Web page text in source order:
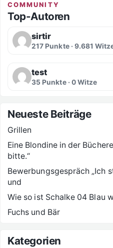
COMMUNITY
Top-Autoren
sirtir
217 Punkte · 9.681
test
35 Punkte · 0 Witze
Neueste Beiträge
Grillen
Eine Blondine in der
bitte.“
Bewerbungsgespräch „Ich
und
Wie so ist Schalke 04 Blau
Fuchs und Bär
Kategorien